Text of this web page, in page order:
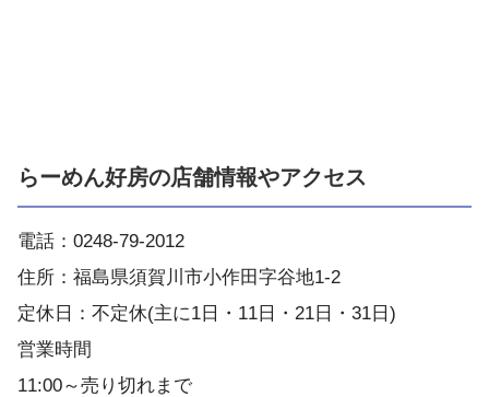
らーめん好房の店舗情報やアクセス
電話：0248-79-2012
住所：福島県須賀川市小作田字谷地1-2
定休日：不定休(主に1日・11日・21日・31日)
営業時間
11:00～売り切れまで